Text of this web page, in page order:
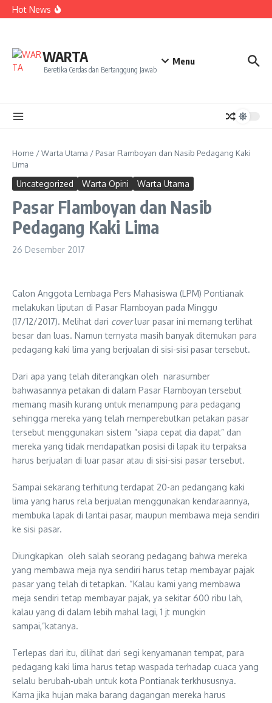
Lewati ke konten
Hot News
ke NCC 4 Bali
Sukseskan Kerja Bakti di Anjungan Melancar
WARTA
Beretika Cerdas dan Bertanggung Jawab
Menu
Home /Warta Utama / Pasar Flamboyan dan Nasib Pedagang Kaki
Lima
Uncategorized Warta Opini Warta Utama
Pasar Flamboyan dan Nasib
Pedagang Kaki Lima
26 Desember 2017
Calon Anggota Lembaga Pers Mahasiswa (LPM) Pontianak
melakukan liputan di Pasar Flamboyan pada Minggu
(17/12/2017). Melihat dari coverluar pasar ini memang terlihat
besar dan luas. Namun ternyata masih banyak ditemukan para
pedagang kaki lima yang berjualan di sisi-sisi pasar tersebut.
Dari apa yang telah diterangkan oleh narasumber
bahwasannya petakan di dalam Pasar Flamboyan tersebut
memang masih kurang untuk menampung para pedagang
sehingga mereka yang telah memperebutkan petakan pasar
tersebut menggunakan sistem ”siapa cepat dia dapat” dan
mereka yang tidak mendapatkan posisi di lapak itu terpaksa
harus berjualan di luar pasar atau di sisi-sisi pasar tersebut.
Sampai sekarang terhitung terdapat 20-an pedangang kaki
lima yang harus rela berjualan menggunakan kendaraannya,
membuka lapak di lantai pasar, maupun membawa meja sendiri
ke sisi pasar.
Diungkapkan oleh salah seorang pedagang bahwa mereka
yang membawa meja nya sendiri harus tetap membayar pajak
pasar yang telah di tetapkan. “Kalau kami yang membawa
meja sendiri tetap membayar pajak, ya sekitar 600 ribu lah,
kalau yang di dalam lebih mahal lagi, 1 jt mungkin
sampai,”katanya.
Terlepas dari itu, dilihat dari segi kenyamanan tempat, para
pedagang kaki lima harus tetap waspada terhadap cuaca yang
selalu berubah-ubah untuk kota Pontianak terkhususnya.
Karna jika hujan maka barang dagangan mereka harus